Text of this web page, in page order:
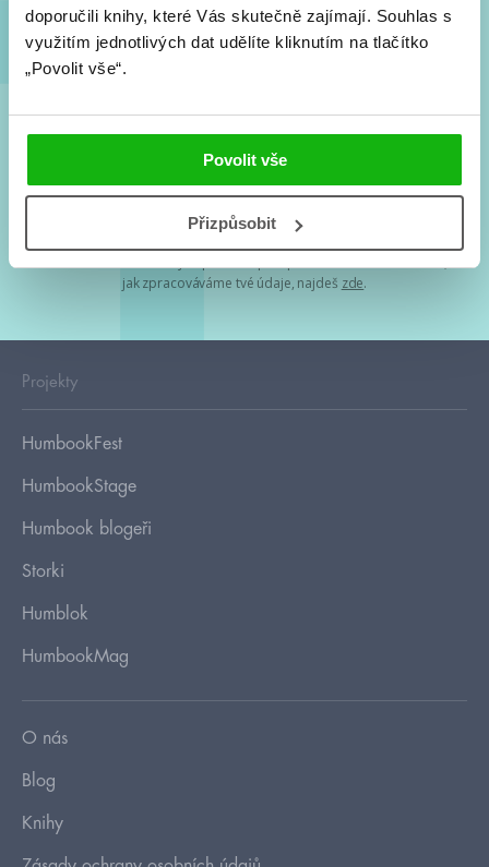
doporučili knihy, které Vás skutečně zajímají. Souhlas s
využitím jednotlivých dat udělíte kliknutím na tlačítko
„Povolit vše“.
Povolit vše
Přizpůsobit
Souhlasím spodmínkami zpracování osobních údajů
Tvá e-mailová adresa je u nás v bezpečí. Přečti si
jak zpracováváme tvé údaje, najdeš zde.
Projekty
HumbookFest
HumbookStage
Humbook blogeři
Storki
Humblok
HumbookMag
O nás
Blog
Knihy